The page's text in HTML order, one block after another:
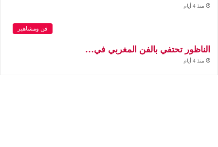
منذ 4 أيام
فن ومشاهير
الناظور تحتفي بالفن المغربي في…
منذ 4 أيام